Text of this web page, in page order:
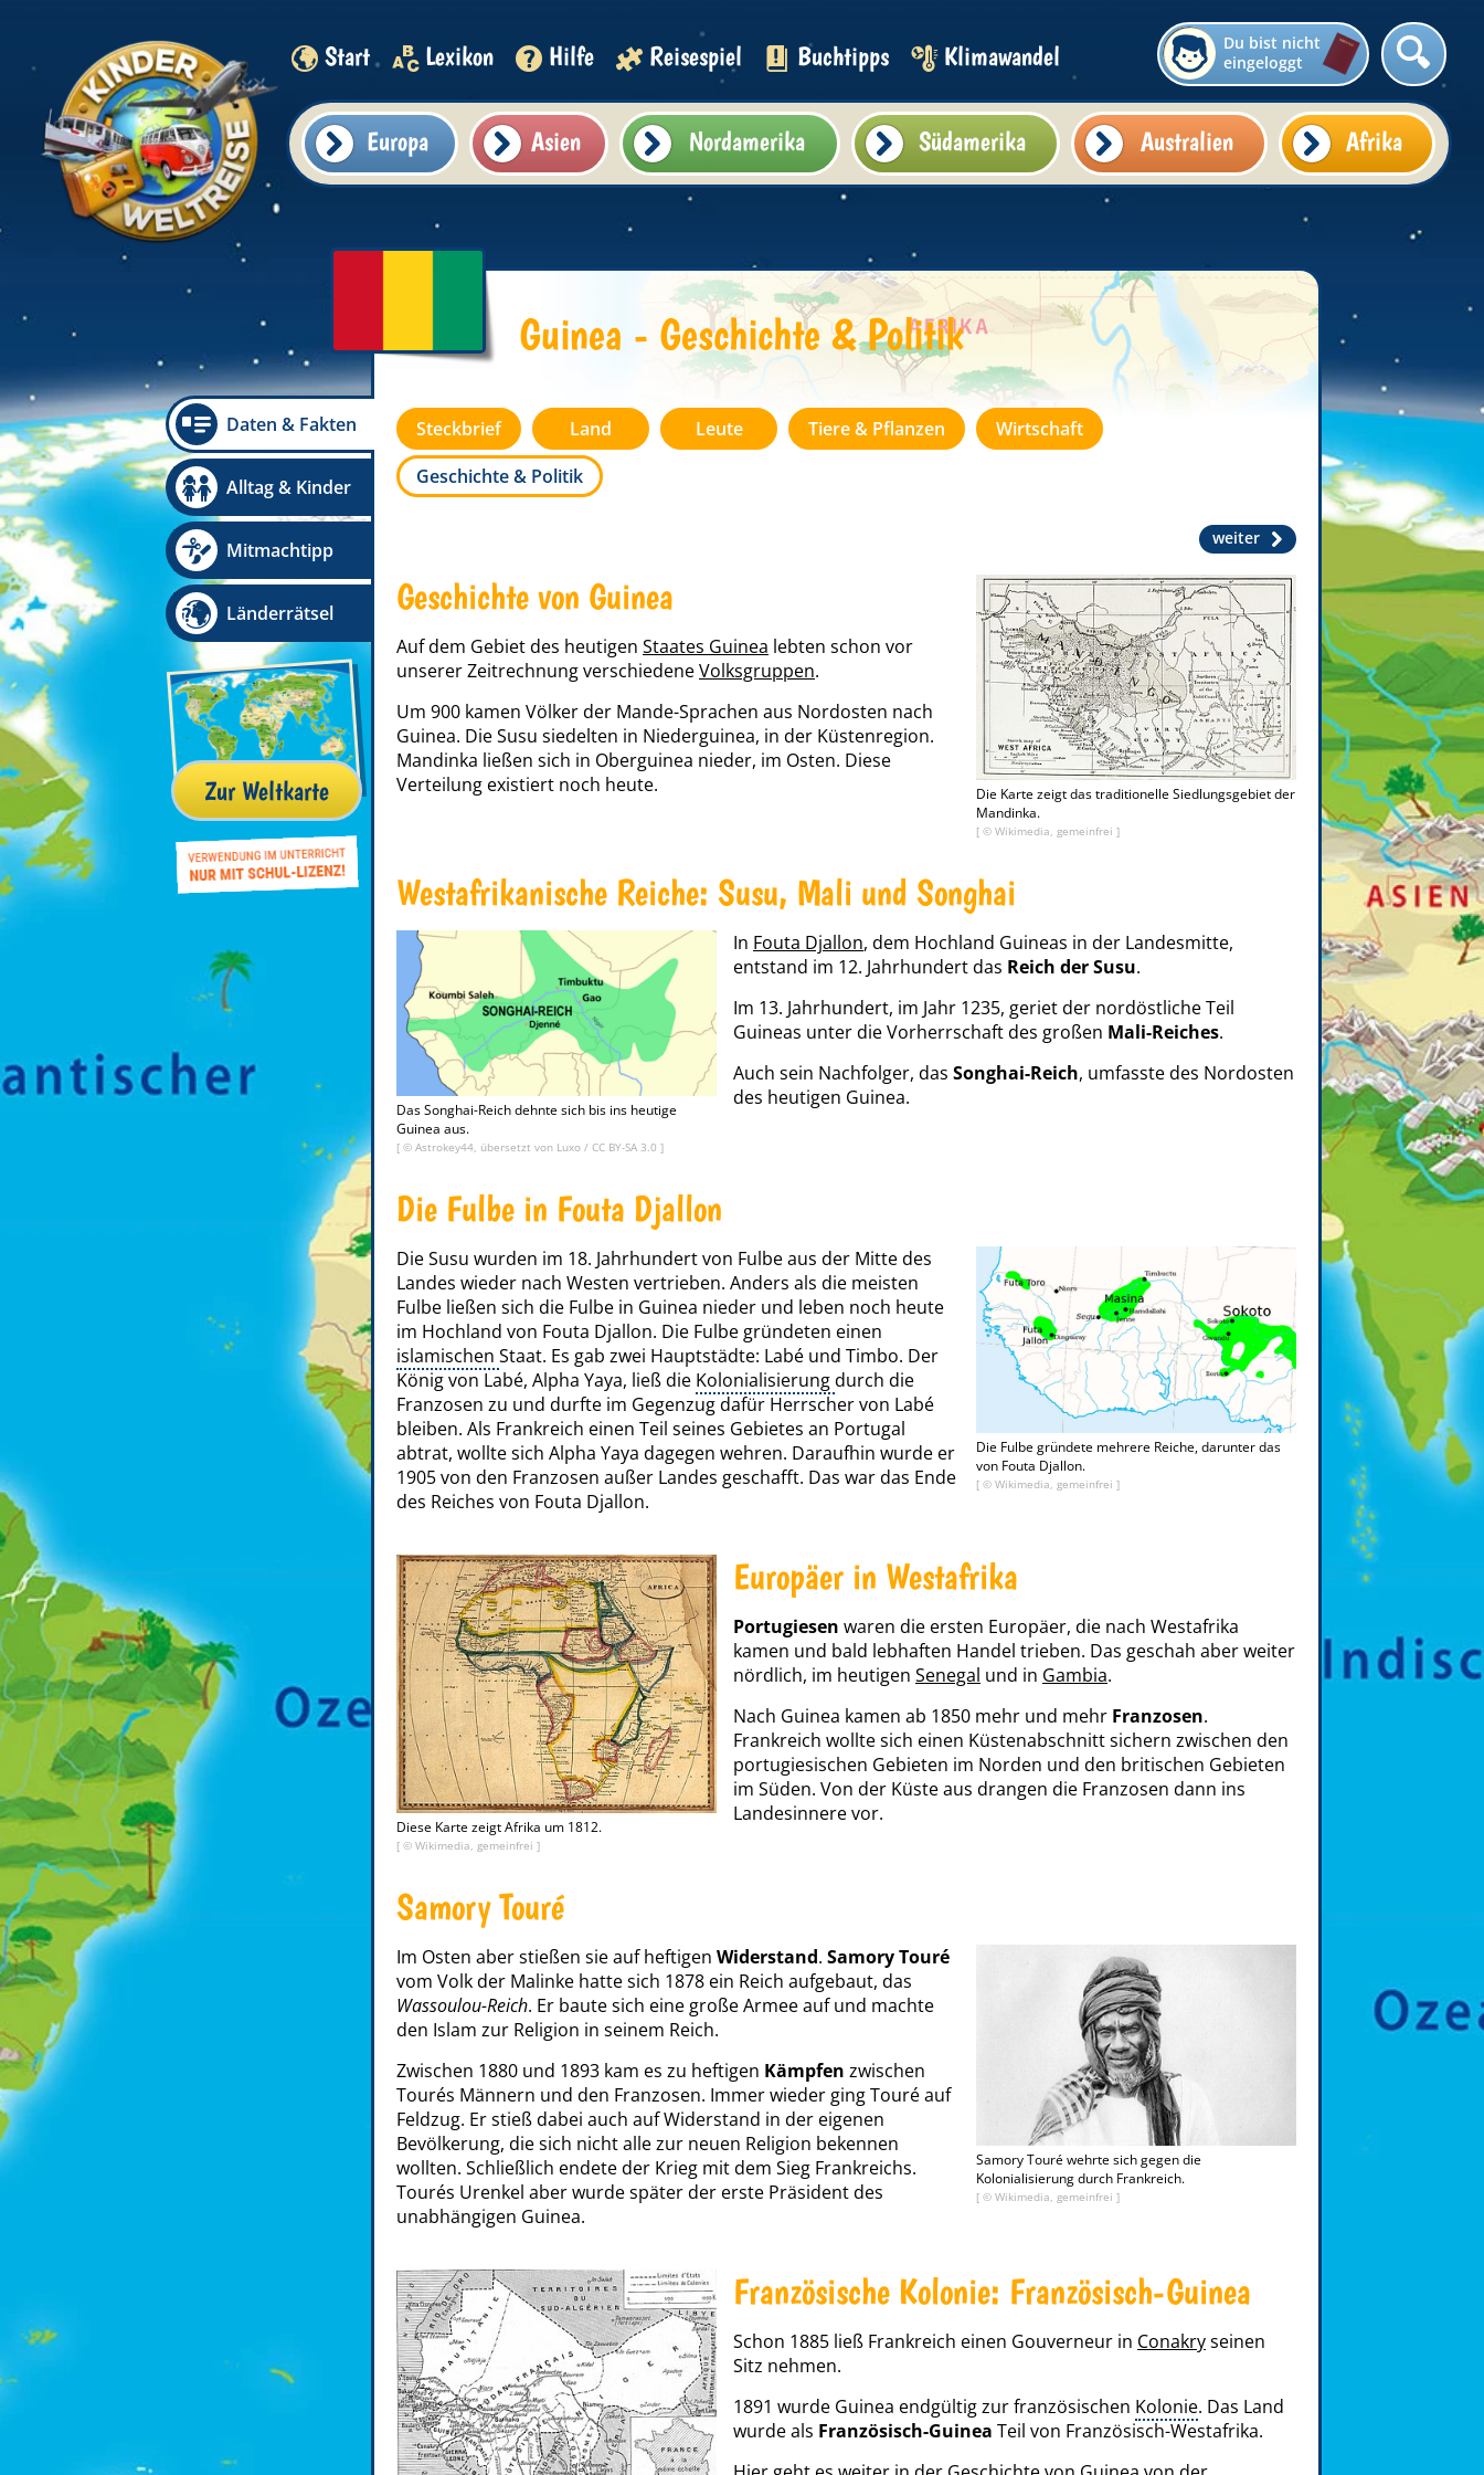
Start Lexikon Hilfe Reisespiel Buchtipps Klimawandel
Du bist nicht
eingeloggt
Europa Asien Nordamerika Südamerika Australien Afrika
Daten & Fakten
Alltag & Kinder
Mitmachtipp
Länderrätsel
Zur Weltkarte
Guinea - Geschichte & Politik
Steckbrief Land Leute Tiere & Pflanzen
Wirtschaft
Geschichte & Politik
weiter
Die Karte zeigt das traditionelle Siedlungsgebiet der
Mandinka.
[ © Wikimedia, gemeinfrei ]
Geschichte von Guinea
Auf dem Gebiet des heutigen Staates Guinea lebten schon vor
unserer Zeitrechnung verschiedeneVolksgruppen.
Um 900 kamen Völker der Mande-Sprachen aus Nordosten nach
Guinea. Die Susu siedelten in Niederguinea, in der Küstenregion.
Mandinka ließen sich in Oberguinea nieder, im Osten. Diese
Verteilung existiert noch heute.
Westafrikanische Reiche: Susu, Mali und Songhai
Das Songhai-Reich dehnte sich bis ins heutige
Guinea aus.
[ © Astrokey44, übersetzt von Luxo / CC BY-SA 3.0 ]
In Fouta Djallon, dem Hochland Guineas in der Landesmitte,
entstand im 12. Jahrhundert das Reich der Susu.
Im 13. Jahrhundert, im Jahr 1235, geriet der nordöstliche Teil
Guineas unter die Vorherrschaft des großen Mali-Reiches.
Auch sein Nachfolger, das Songhai-Reich, umfasste des Nordosten
des heutigen Guinea.
Die Fulbe in Fouta Djallon
Die Fulbe gründete mehrere Reiche, darunter das
von Fouta Djallon.
[ © Wikimedia, gemeinfrei ]
Die Susu wurden im 18. Jahrhundert von Fulbe aus der Mitte des
Landes wieder nach Westen vertrieben. Anders als die meisten
Fulbe ließen sich die Fulbe in Guinea nieder und leben noch heute
im Hochland von Fouta Djallon. Die Fulbe gründeten einen
islamischen Staat. Es gab zwei Hauptstädte: Labé und Timbo. Der
König von Labé, Alpha Yaya, ließ die Kolonialisierungdurch die
Franzosen zu und durfte im Gegenzug dafür Herrscher von Labé
bleiben. Als Frankreich einen Teil seines Gebietes an Portugal
abtrat, wollte sich Alpha Yaya dagegen wehren. Daraufhin wurde er
1905 von den Franzosen außer Landes geschafft. Das war das Ende
des Reiches von Fouta Djallon.
Diese Karte zeigt Afrika um 1812.
[ © Wikimedia, gemeinfrei ]
Europäer in Westafrika
Portugiesen waren die ersten Europäer, die nach Westafrika
kamen und bald lebhaften Handel trieben. Das geschah aber weiter
nördlich, im heutigen Senegal und in Gambia.
Nach Guinea kamen ab 1850 mehr und mehr Franzosen.
Frankreich wollte sich einen Küstenabschnitt sichern zwischen den
portugiesischen Gebieten im Norden und den britischen Gebieten
im Süden. Von der Küste aus drangen die Franzosen dann ins
Landesinnere vor.
Samory Touré
Samory Touré wehrte sich gegen die
Kolonialisierung durch Frankreich.
[ © Wikimedia, gemeinfrei ]
Im Osten aber stießen sie auf heftigen Widerstand. Samory Touré
vom Volk der Malinke hatte sich 1878 ein Reich aufgebaut, das
Wassoulou-Reich. Er baute sich eine große Armee auf und machte
den Islam zur Religion in seinem Reich.
Zwischen 1880 und 1893 kam es zu heftigen Kämpfen zwischen
Tourés Männern und den Franzosen. Immer wieder ging Touré auf
Feldzug. Er stieß dabei auch auf Widerstand in der eigenen
Bevölkerung, die sich nicht alle zur neuen Religion bekennen
wollten. Schließlich endete der Krieg mit dem Sieg Frankreichs.
Tourés Urenkel aber wurde später der erste Präsident des
unabhängigen Guinea.
Französische Kolonie: Französisch-Guinea
Schon 1885 ließ Frankreich einen Gouverneur in Conakryseinen
Sitz nehmen.
1891 wurde Guinea endgültig zur französischen Kolonie. Das Land
wurde als Französisch-Guinea Teil von Französisch-Westafrika.